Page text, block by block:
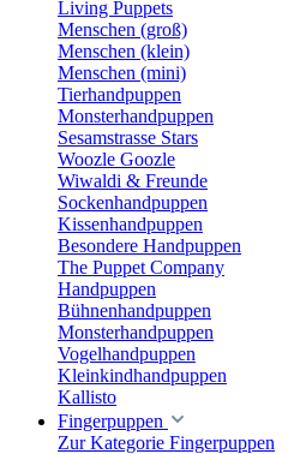
Living Puppets
Menschen (groß)
Menschen (klein)
Menschen (mini)
Tierhandpuppen
Monsterhandpuppen
Sesamstrasse Stars
Woozle Goozle
Wiwaldi & Freunde
Sockenhandpuppen
Kissenhandpuppen
Besondere Handpuppen
The Puppet Company
Handpuppen
Bühnenhandpuppen
Monsterhandpuppen
Vogelhandpuppen
Kleinkindhandpuppen
Kallisto
Fingerpuppen
Zur Kategorie Fingerpuppen